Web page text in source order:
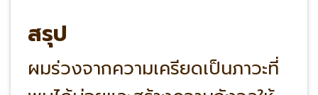
สรุป
ผมร่วงจากความเครียดเป็นภาวะที่